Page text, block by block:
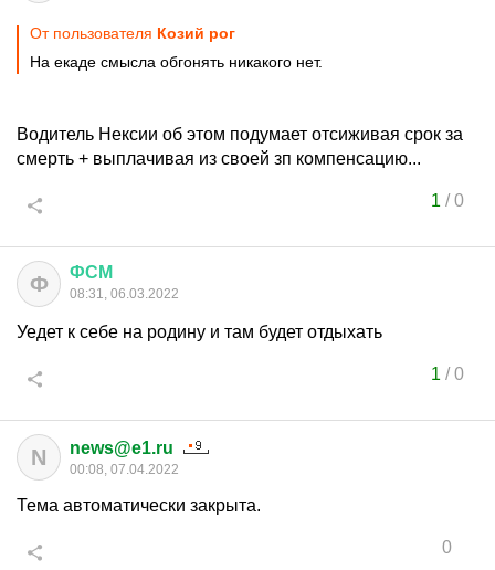
От пользователя Козий рог
На екаде смысла обгонять никакого нет.
Водитель Нексии об этом подумает отсиживая срок за
смерть + выплачивая из своей зп компенсацию...
1 /0
Ф ФСМ
08:31, 06.03.2022
Уедет к себе на родину и там будет отдыхать
1 /0
N news@e1.ru
00:08, 07.04.2022
Тема автоматически закрыта.
0